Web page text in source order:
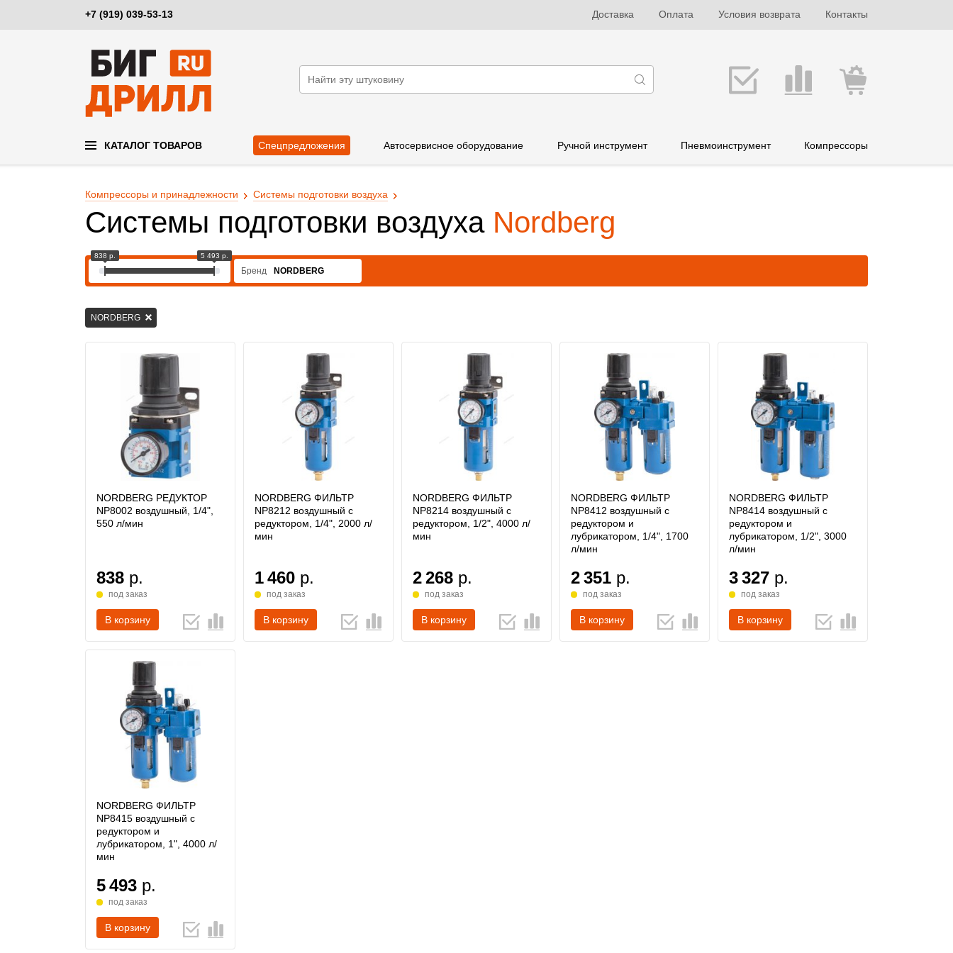
+7 (919) 039-53-13 Доставка Оплата Условия возврата Контакты
КАТАЛОГ ТОВАРОВ Спецпредложения Автосервисное оборудование Ручной инструмент Пневмоинструмент Компрессоры
Компрессоры и принадлежности Системы подготовки воздуха
Системы подготовки воздуха Nordberg
838 р. 5 493 р.
Бренд NORDBERG
NORDBERG
NORDBERG РЕДУКТОР
NP8002 воздушный, 1/4",
550 л/мин
838 р.
под заказ
В корзину
NORDBERG ФИЛЬТР
NP8212 воздушный с
редуктором, 1/4", 2000 л/
мин
1 460 р.
под заказ
В корзину
NORDBERG ФИЛЬТР
NP8214 воздушный с
редуктором, 1/2", 4000 л/
мин
2 268 р.
под заказ
В корзину
NORDBERG ФИЛЬТР
NP8412 воздушный с
редуктором и
лубрикатором, 1/4", 1700
л/мин
2 351 р.
под заказ
В корзину
NORDBERG ФИЛЬТР
NP8414 воздушный с
редуктором и
лубрикатором, 1/2", 3000
л/мин
3 327 р.
под заказ
В корзину
NORDBERG ФИЛЬТР
NP8415 воздушный с
редуктором и
лубрикатором, 1", 4000 л/
мин
5 493 р.
под заказ
В корзину